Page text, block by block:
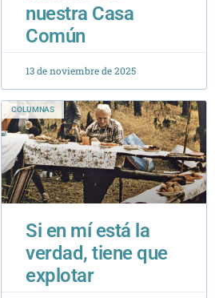
13 de noviembre de 2025
Si en mí está la
verdad, tiene que
explotar
11 de septiembre de 2011